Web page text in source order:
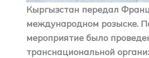
Кыргызстан передал
международном розыске.
мероприятие было
транснациональной